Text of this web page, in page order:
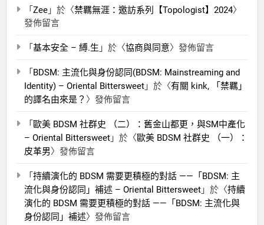
「 Zee 」於〈禁羈無涯：邀訪系列【Topologist】2024〉
發佈留言
「 基本安全 – 縛.生 」於〈協商與同意〉發佈留言
「 BDSM: 主流化與身份認同(BDSM: Mainstreaming and
Identity) – Oriental Bittersweet 」於〈有關 kink, 「禁羈」
的譯名由來是？ 〉發佈留言
「 歐美 BDSM 社群史 （二）：舊金山都更，與SM中產化
– Oriental Bittersweet 」於〈歐美 BDSM 社群史 （一）：
皮革男〉發佈留言
「 持續演化的 BDSM 需要更積極的對話 ——「BDSM: 主
流化與身份認同」補述 – Oriental Bittersweet 」於〈持續
演化的 BDSM 需要更積極的對話 ——「BDSM: 主流化與
身份認同」補述〉發佈留言